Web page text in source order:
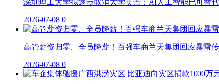
深圳理工大学拟逐步取消大学英语：AI人工智能已可替代
2026-07-08 0
高管薪资归零、全员降薪！百强车商兰天集团回应暴雷
2026-07-08 0